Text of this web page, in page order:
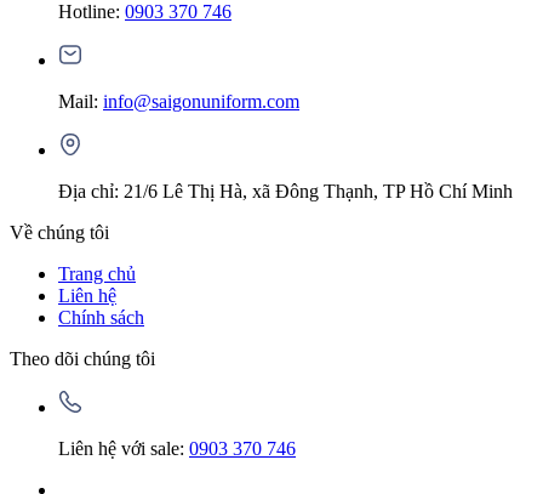
Hotline: 0903 370 746
Mail: info@saigonuniform.com
Địa chỉ: 21/6 Lê Thị Hà, xã Đông Thạnh, TP Hồ Chí Minh
Về chúng tôi
Trang chủ
Liên hệ
Chính sách
Theo dõi chúng tôi
Liên hệ với sale: 0903 370 746